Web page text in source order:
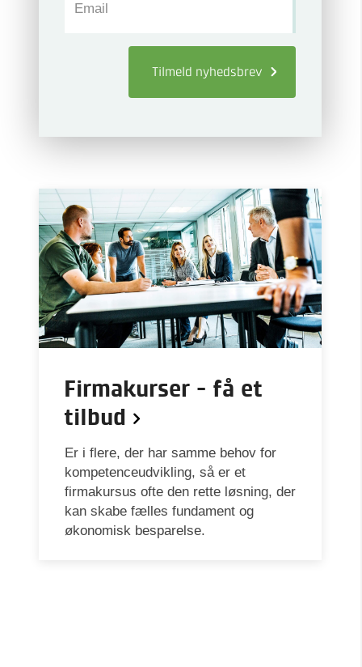
Email
Tilmeld nyhedsbrev
Firmakurser - få et
tilbud
Er i flere, der har samme behov for
kompetenceudvikling, så er et
firmakursus ofte den rette løsning, der
kan skabe fælles fundament og
økonomisk besparelse.